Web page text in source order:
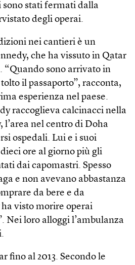
stati fermati dalla
degli operai.
nei cantieri è un
che ha vissuto in Qatar
“Quando sono arrivato in
il passaporto”, racconta,
esperienza nel paese.
raccoglieva calcinacci nella
nel centro di Doha
ospedali. Lui e i suoi
ore al giorno più gli
dai capomastri. Spesso
e non avevano abbastanza
da bere e da
visto morire operai
Nei loro alloggi l’ambulanza
fino al 2013. Secondo le